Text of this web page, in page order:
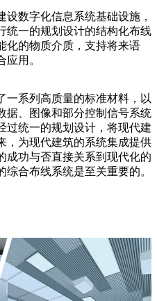
数字化信息系统基础设施，
统一的规划设计的结构化布线
化的物质介质，支持将来语
用。
一系列高质量的标准材料，以
据、图像和部分控制信号系统
过统一的规划设计，将现代建
，为现代建筑的系统集成提供
成功与否直接关系到现代化的
合布线系统是至关重要的。